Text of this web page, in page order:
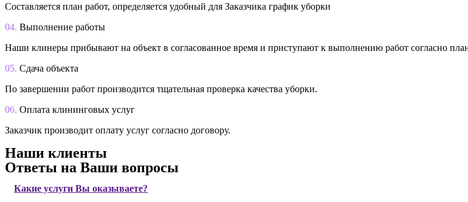
Составляется план работ, определяется удобный для Заказчика график уборки
04. Выполнение работы
Наши клинеры прибывают на объект в согласованное время и приступают к выполнению работ согласно
05. Сдача объекта
По завершении работ производится тщательная проверка качества уборки.
06. Оплата клининговых услуг
Заказчик производит оплату услуг согласно договору.
Наши клиенты
Ответы на Ваши вопросы
Какие услуги Вы оказываете?